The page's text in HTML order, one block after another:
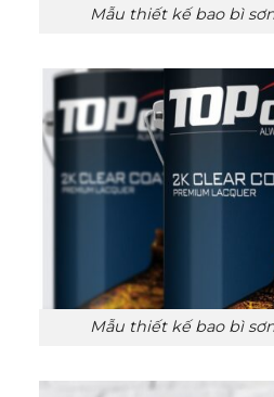
Mẫu thiết kế bao bì
Mẫu thiết kế bao bì